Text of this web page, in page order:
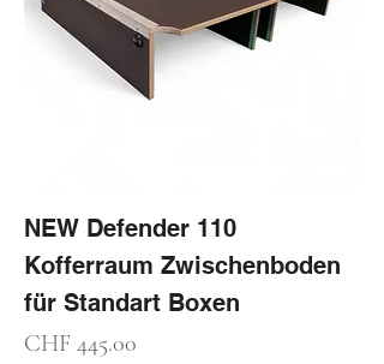
NEW Defender 110
Kofferraum Zwischenboden
für Standart Boxen
Preis
CHF 445.00